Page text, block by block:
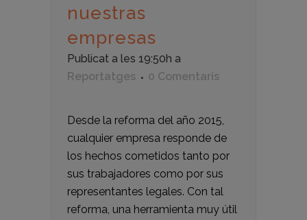
nuestras
empresas
Publicat a les 19:50h a
Reportatges
0 Comentaris
Desde la reforma del año 2015,
cualquier empresa responde de
los hechos cometidos tanto por
sus trabajadores como por sus
representantes legales. Con tal
reforma, una herramienta muy útil